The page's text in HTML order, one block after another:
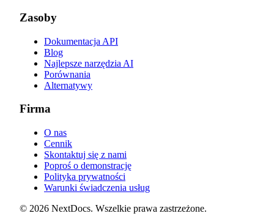
Zasoby
Dokumentacja API
Blog
Najlepsze narzędzia AI
Porównania
Alternatywy
Firma
O nas
Cennik
Skontaktuj się z nami
Poproś o demonstrację
Polityka prywatności
Warunki świadczenia usług
© 2026 NextDocs. Wszelkie prawa zastrzeżone.